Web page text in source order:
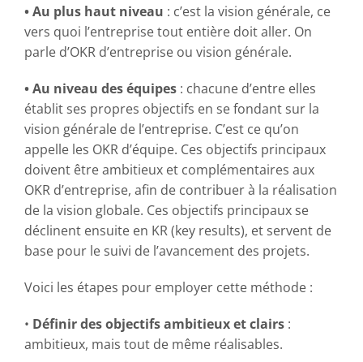
• Au plus haut niveau : c’est la vision générale, ce
vers quoi l’entreprise tout entière doit aller. On
parle d’OKR d’entreprise ou vision générale.
•Au niveau des équipes: chacune d’entre elles
établit ses propres objectifs en se fondant sur la
vision générale de l’entreprise. C’est ce qu’on
appelle les OKR d’équipe. Ces objectifs principaux
doivent être ambitieux et complémentaires aux
OKR d’entreprise, afin de contribuer à la réalisation
de la vision globale. Ces objectifs principaux se
déclinent ensuite en KR (key results), et servent de
base pour le suivi de l’avancement des projets.
Voici les étapes pour employer cette méthode :
• Définir des objectifs ambitieux et clairs:
ambitieux, mais tout de même réalisables.